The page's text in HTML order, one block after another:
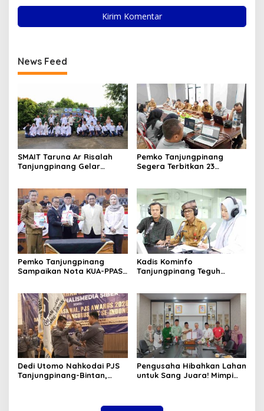
News Feed
SMAIT Taruna Ar Risalah
Tanjungpinang Gelar
Kepemimpinan
Pemko Tanjungpinang
Segera Terbitkan 23
Pemko Tanjungpinang
Sampaikan Nota KUA-PPAS
Kadis Kominfo
Tanjungpinang Teguh
Pemerintah
Dedi Utomo Nahkodai PJS
Tanjungpinang-Bintan,
Pengusaha Hibahkan Lahan
untuk Sang Juara! Mimpi